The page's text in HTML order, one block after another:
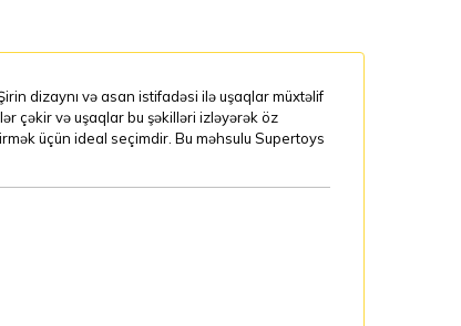
dizaynı və asan istifadəsi ilə uşaqlar müxtəlif
çəkir və uşaqlar bu şəkilləri izləyərək öz
üçün ideal seçimdir. Bu məhsulu Supertoys